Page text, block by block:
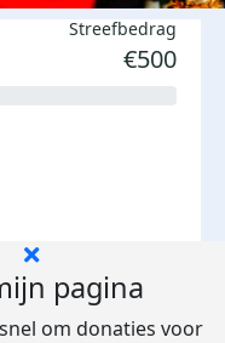
Streefbedrag
€500
pagina
om donaties voor